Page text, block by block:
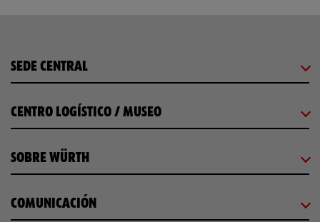
SEDE CENTRAL
CENTRO LOGÍSTICO / MUSEO
SOBRE WÜRTH
COMUNICACIÓN